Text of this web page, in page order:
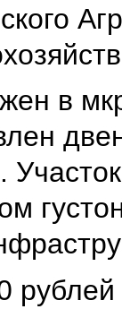
в
рублей